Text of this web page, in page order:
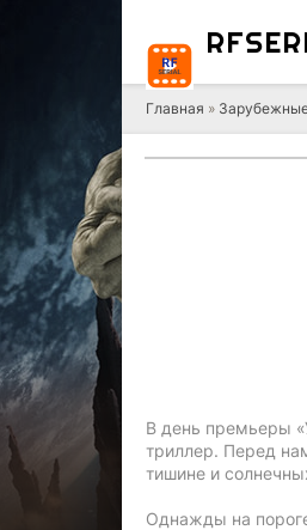
RF
Главная »
В день премьеры
триллер. Перед
тишине и
Однажды на